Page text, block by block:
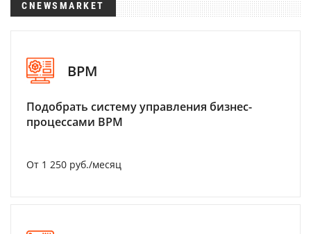
CNEWSMARKET
BPM
Подобрать систему управления бизнес-
процессами BPM
От 1 250 руб./месяц